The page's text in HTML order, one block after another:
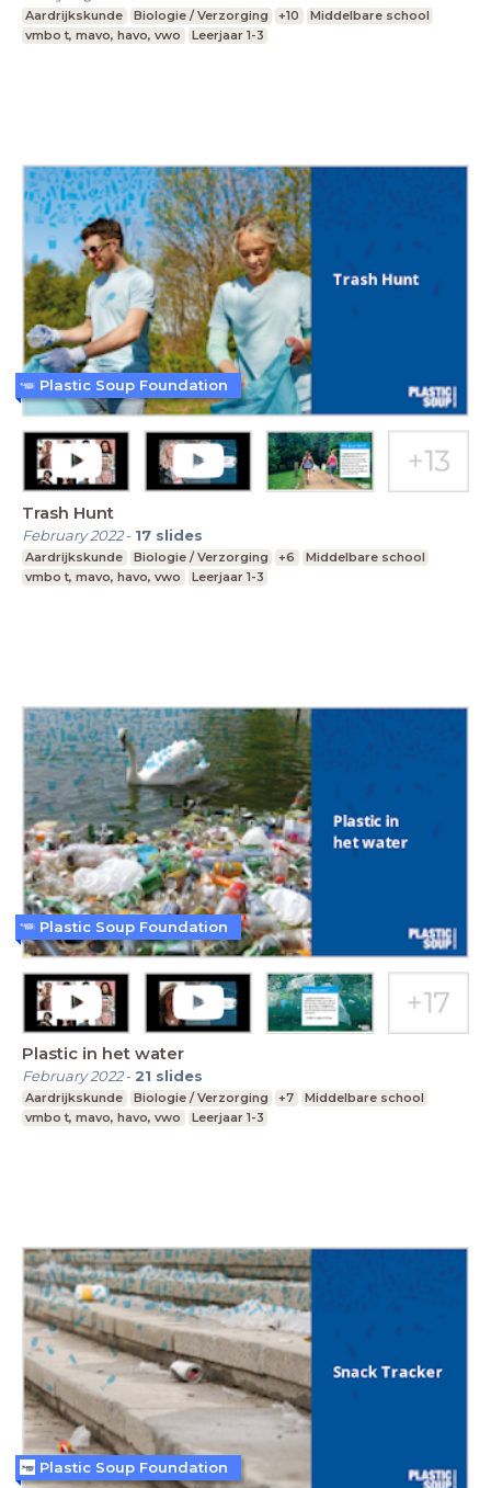
Aardrijkskunde Biologie / Verzorging +10
Middelbare school
vmbo t, mavo, havo, vwo
Leerjaar 1-3
Trash Hunt
February 2022- 17 slides
Aardrijkskunde Biologie / Verzorging +6
Middelbare school
vmbo t, mavo, havo, vwo
Leerjaar 1-3
Plastic Soup Foundation
Plastic in het water
February 2022- 21 slides
Aardrijkskunde Biologie / Verzorging +7
Middelbare school
vmbo t, mavo, havo, vwo
Leerjaar 1-3
Plastic Soup Foundation
Plastic Soup Foundation